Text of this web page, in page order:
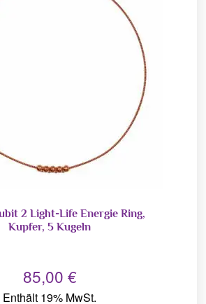
2 Light-Life Energie Ring,
Kupfer, 5 Kugeln
85,00 €
Enthält 19% MwSt.